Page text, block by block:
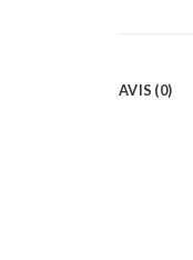
AVIS (0)